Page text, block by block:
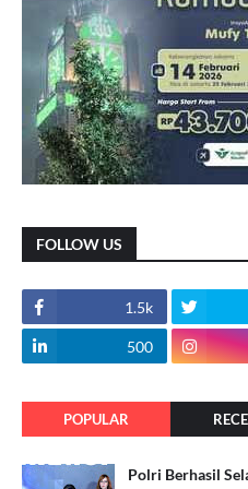
FOLLOW US
1.5k
500
POPULAR
Polri Berhasil